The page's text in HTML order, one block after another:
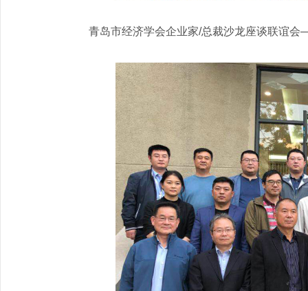
青岛市经济学会企业家/总裁沙龙座谈联谊会